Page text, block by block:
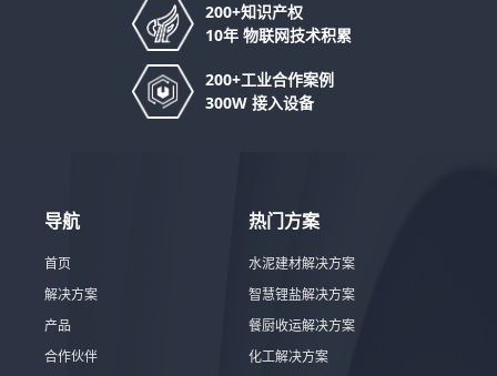
200+知识产权
10年 物联网技术积累
200+工业合作案例
300W 接入设备
导航
首页
解决方案
产品
合作伙伴
热门方案
水泥建材解决方案
智慧锂盐解决方案
餐厨收运解决方案
化工解决方案